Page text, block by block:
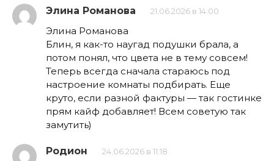
Элина Романова 21.06.2026 в 14:00
Элина Романова
Блин, я как-то наугад подушки брала, а
потом понял, что цвета не в тему совсем!
Теперь всегда сначала стараюсь под
настроение комнаты подбирать. Еще
круто, если разной фактуры — так гостинке
прям кайф добавляет! Всем советую так
замутить)
Родион 24.06.2026 в 11:18